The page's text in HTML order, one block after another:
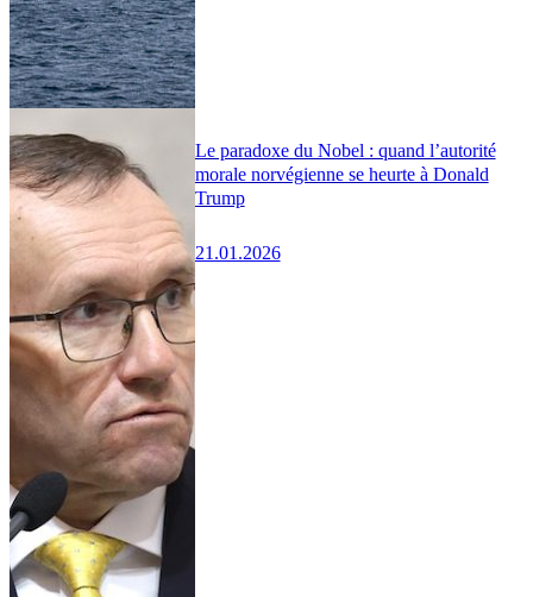
Le paradoxe du Nobel : quand l’autorité
morale norvégienne se heurte à Donald
Trump
21.01.2026